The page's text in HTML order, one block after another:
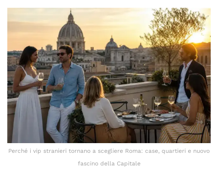
Perché i vip stranieri tornano a scegliere Roma: case, quartieri e nuovo
fascino della Capitale